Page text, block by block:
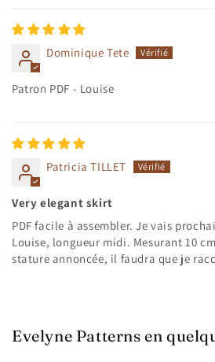
Dominique Tete
Patron PDF - Louise
Patricia TILLET
Very elegant skirt
PDF facile à assembler. Je vais
Louise, longueur midi. Mesurant 10
stature annoncée, il faudra que je
Evelyne Patterns en